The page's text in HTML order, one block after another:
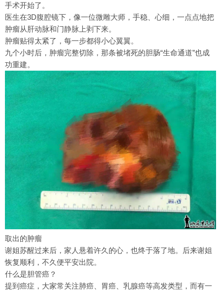
手术开始了。
医生在3D腹腔镜下，像一位微雕大师，手稳、心细，一点点地把
肿瘤从肝动脉和门静脉上剥下来。
肿瘤贴得太紧了，每一步都得小心翼翼。
九个小时后，肿瘤完整切除，那条被堵死的胆肠“生命通道”也成
功重建。
取出的肿瘤
谢姐苏醒过来后，家人悬着许久的心，也终于落了地。后来谢姐
恢复顺利，不久便平安出院。
什么是胆管癌？
提到癌症，大家常关注肺癌、胃癌、乳腺癌等高发类型，而有一